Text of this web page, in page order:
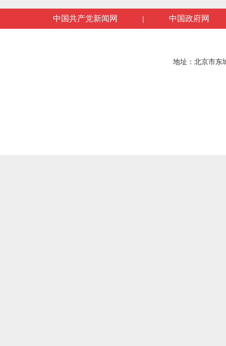
中国共产党新闻网 | 中国政府网
地址：北京市东